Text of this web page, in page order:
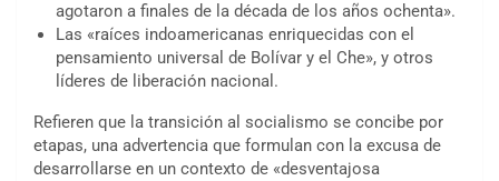
agotaron a finales de la década de los años ochenta».
Las «raíces indoamericanas enriquecidas con el
pensamiento universal de Bolívar y el Che», y otros
líderes de liberación nacional.
Refieren que la transición al socialismo se concibe por
etapas, una advertencia que formulan con la excusa de
desarrollarse en un contexto de «desventajosa